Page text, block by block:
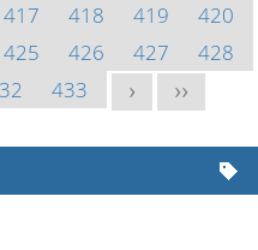
417 418 419
420
425 426 427
428
433 > >>